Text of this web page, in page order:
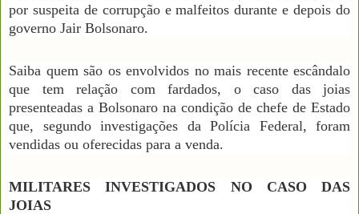
por suspeita de corrupção e malfeitos durante e depois do
governo Jair Bolsonaro.
Saiba quem são os envolvidos no mais recente escândalo
que tem relação com fardados, o caso das joias
presenteadas a Bolsonaro na condição de chefe de Estado
que, segundo investigações da Polícia Federal, foram
vendidas ou oferecidas para a venda.
MILITARES INVESTIGADOS NO CASO DAS
JOIAS